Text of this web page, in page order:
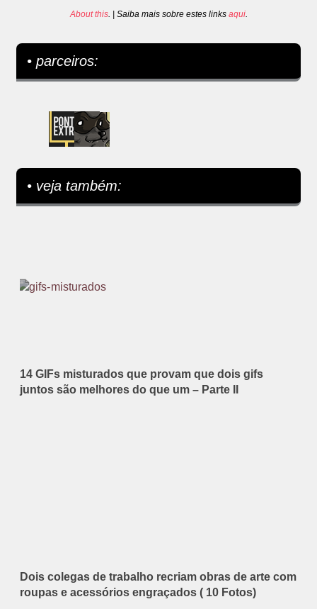
About this. | Saiba mais sobre estes links aqui.
• parceiros:
• veja também:
14 GIFs misturados que provam que dois gifs
juntos são melhores do que um – Parte II
Dois colegas de trabalho recriam obras de arte com
roupas e acessórios engraçados ( 10 Fotos)